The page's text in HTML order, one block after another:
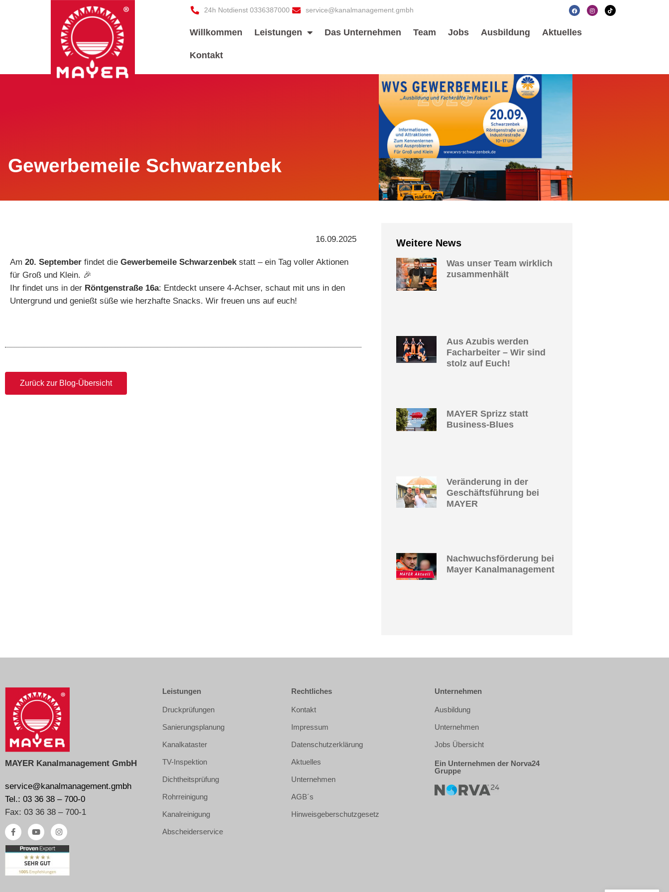
24h Notdienst 0336387000 service@kanalmanagement.gmbh
Willkommen Leistungen Das Unternehmen Team Jobs Ausbildung Aktuelles
Kontakt
Gewerbemeile Schwarzenbek
16.09.2025
Am 20. September findet die Gewerbemeile Schwarzenbekstatt – ein Tag voller Aktionen
für Groß und Klein. 🎉
Ihr findet uns in der Röntgenstraße 16a: Entdeckt unsere 4-Achser, schaut mit uns in den
Untergrund und genießt süße wie herzhafte Snacks. Wir freuen uns auf euch!
Zurück zur Blog-Übersicht
Weitere News
Was unser Team wirklich
zusammenhält
Aus Azubis werden
Facharbeiter – Wir sind
stolz auf Euch!
MAYER Sprizz statt
Business-Blues
Veränderung in der
Geschäftsführung bei
MAYER
Nachwuchsförderung bei
Mayer Kanalmanagement
MAYER Kanalmanagement GmbH
service@kanalmanagement.gmbh
Tel.: 03 36 38 – 700-0
Fax: 03 36 38 – 700-1
Leistungen
Druckprüfungen
Sanierungsplanung
Kanalkataster
TV-Inspektion
Dichtheitsprüfung
Rohrreinigung
Kanalreinigung
Abscheiderservice
Rechtliches
Kontakt
Impressum
Datenschutzerklärung
Aktuelles
Unternehmen
AGB´s
Hinweisgeberschutzgesetz
Unternehmen
Ausbildung
Unternehmen
Jobs Übersicht
Ein Unternehmen der Norva24
Gruppe